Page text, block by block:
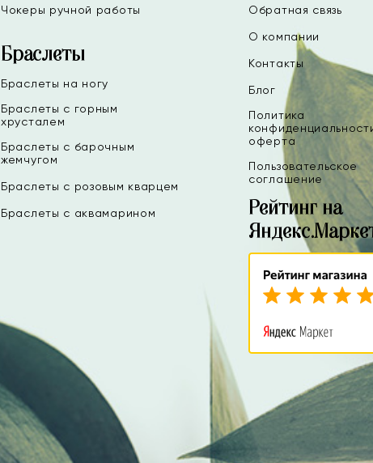
Чокеры ручной работы
Браслеты
Браслеты на ногу
Браслеты с горным
хрусталем
Браслеты с барочным
жемчугом
Браслеты с розовым кварцем
Браслеты с аквамарином
Обратная связь
О компании
Контакты
Блог
Политика
оферта
Пользовательское
соглашение
Рейтинг на